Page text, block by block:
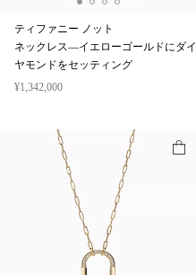
ティファニー ノット
ネックレス—イエローゴールドにダイ
ヤモンドをセッティング
¥1,342,000